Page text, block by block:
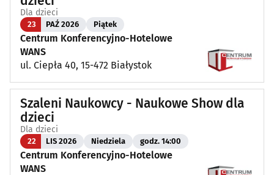
Dla dzieci
23 PAŹ 2026 Piątek
Centrum Konferencyjno-Hotelowe
WANS
ul. Ciepła 40, 15-472 Białystok
Szaleni Naukowcy - Naukowe Show dla
dzieci
Dla dzieci
22 LIS 2026 Niedziela godz. 14:00
Centrum Konferencyjno-Hotelowe
WANS